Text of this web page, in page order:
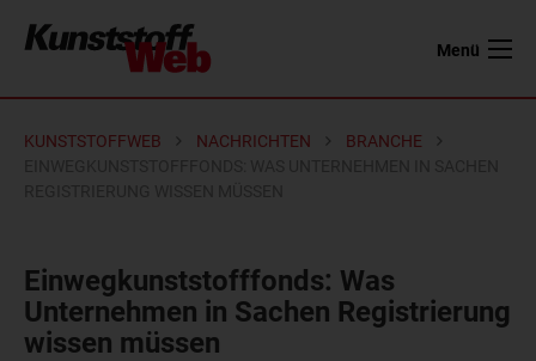
Menü
KUNSTSTOFFWEB NACHRICHTEN
BRANCHE
Einwegkunststofffonds: Was
Unternehmen in Sachen Registrierung
wissen müssen